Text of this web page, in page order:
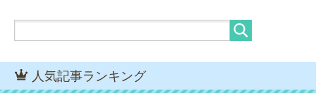
人気記事ランキング